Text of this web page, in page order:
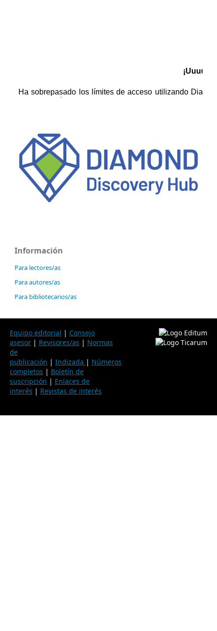
Información
Para lectores/as
Para autores/as
Para bibliotecarios/as
Equipo editorial | Consejo
asesor | Revisores/as | Normas
de
publicación | Indizada | Números
completos | Boletín de
suscripción | Enlaces de
interés | Revistas de interés